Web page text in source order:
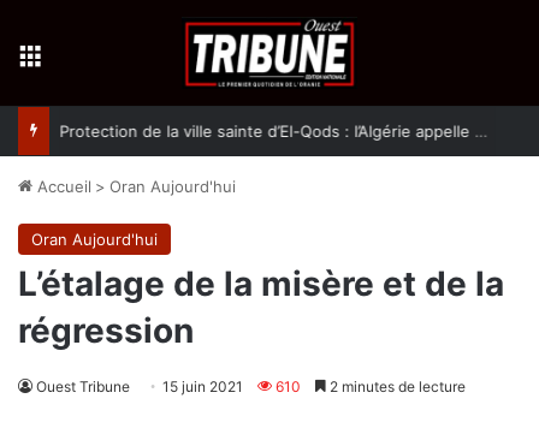
Protection de la ville sainte d’El-Qods : l’Algérie appelle à une action collective
Accueil > Oran Aujourd'hui
Oran Aujourd'hui
L’étalage de la misère et de la
régression
Ouest Tribune 15 juin 2021 610 2 minutes de lecture